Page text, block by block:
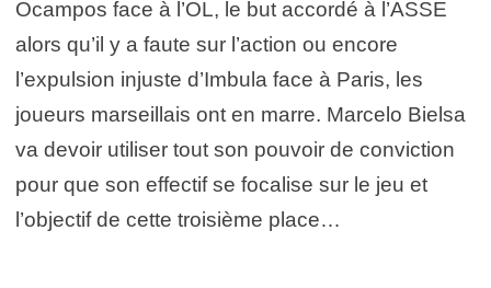
Ocampos face à l’OL, le but accordé à l’ASSE
alors qu’il y a faute sur l’action ou encore
l’expulsion injuste d’Imbula face à Paris, les
joueurs marseillais ont en marre. Marcelo Bielsa
va devoir utiliser tout son pouvoir de conviction
pour que son effectif se focalise sur le jeu et
l’objectif de cette troisième place…